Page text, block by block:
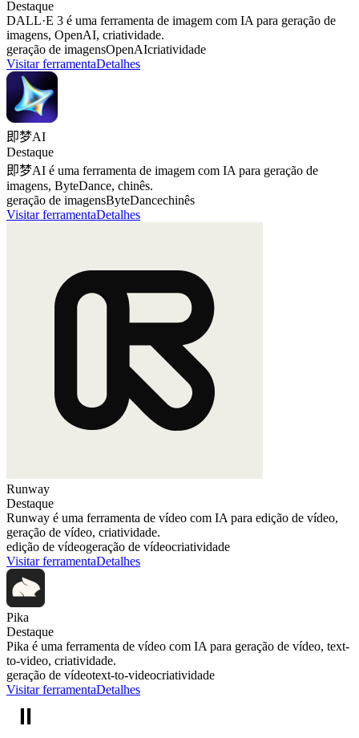
Destaque
DALL·E 3 é uma ferramenta de imagem com IA para geração de
imagens, OpenAI, criatividade.
geração de imagensOpenAIcriatividade
Visitar ferramentaDetalhes
即梦AI
Destaque
即梦AI é uma ferramenta de imagem com IA para geração de
imagens, ByteDance, chinês.
geração de imagensByteDancechinês
Visitar ferramentaDetalhes
Runway
Destaque
Runway é uma ferramenta de vídeo com IA para edição de vídeo,
geração de vídeo, criatividade.
edição de vídeogeração de vídeocriatividade
Visitar ferramentaDetalhes
Pika
Destaque
Pika é uma ferramenta de vídeo com IA para geração de vídeo, text-
to-video, criatividade.
geração de vídeotext-to-videocriatividade
Visitar ferramentaDetalhes